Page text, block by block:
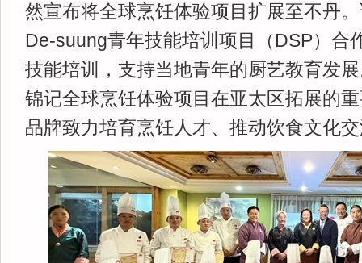
然宣布将全球烹饪体验项目扩展至不丹
De-suung青年技能培训项目（DSP）合
技能培训，支持当地青年的厨艺教育发
锦记全球烹饪体验项目在亚太区拓展的
品牌致力培育烹饪人才、推动饮食文化